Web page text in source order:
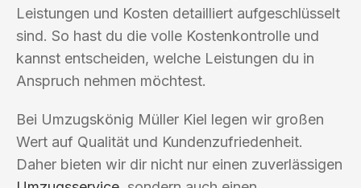
Leistungen und Kosten detailliert aufgeschlüsselt
sind. So hast du die volle Kostenkontrolle und
kannst entscheiden, welche Leistungen du in
Anspruch nehmen möchtest.
Bei Umzugskönig Müller Kiel legen wir großen
Wert auf Qualität und Kundenzufriedenheit.
Daher bieten wir dir nicht nur einen zuverlässigen